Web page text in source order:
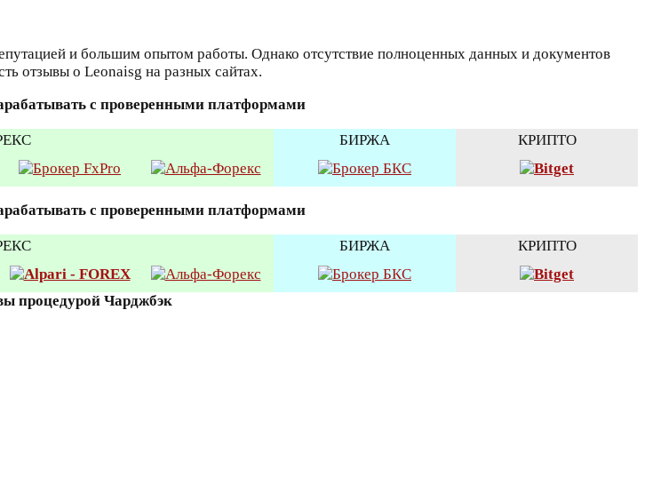
и большим опытом работы. Однако отсутствие полноценных данных и документов
отзывы о Leonaisg на разных сайтах.
с проверенными платформами
БИРЖА КРИПТО
с проверенными платформами
БИРЖА КРИПТО
процедурой Чарджбэк